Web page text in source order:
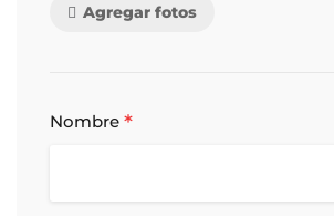
Agregar fotos
Nombre *